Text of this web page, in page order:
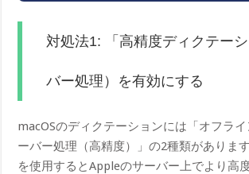
対処法1: 「高精度ディクテー
バー処理）を有効にする
macOSのディクテーションには「オフラ
ーバー処理（高精度）」の2種類がありま
を使用するとAppleのサーバー上でより高